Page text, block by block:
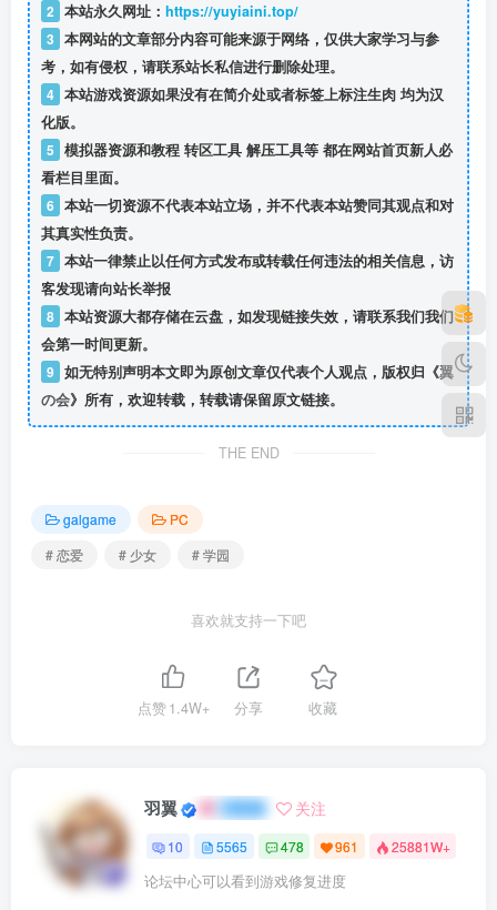
2 本站永久网址： https://yuyiaini.top/
3 本网站的文章部分内容可能来源于网络，仅供大家学习与参
考，如有侵权，请联系站长私信进行删除处理。
4 本站游戏资源如果没有在简介处或者标签上标注生肉 均为汉
化版。
5 模拟器资源和教程 转区工具 解压工具等 都在网站首页新人必
看栏目里面。
6 本站一切资源不代表本站立场，并不代表本站赞同其观点和对
其真实性负责。
7 本站一律禁止以任何方式发布或转载任何违法的相关信息，访
客发现请向站长举报
8 本站资源大都存储在云盘，如发现链接失效，请联系我们我们
会第一时间更新。
9 如无特别声明本文即为原创文章仅代表个人观点，版权归《翼
の会》所有，欢迎转载，转载请保留原文链接。
THE END
galgame
PC
# 恋爱
# 少女 # 学园
喜欢就支持一下吧
点赞1.4W+ 分享 收藏
羽翼 关注
10 5565 478 961 25881W+
论坛中心可以看到游戏修复进度